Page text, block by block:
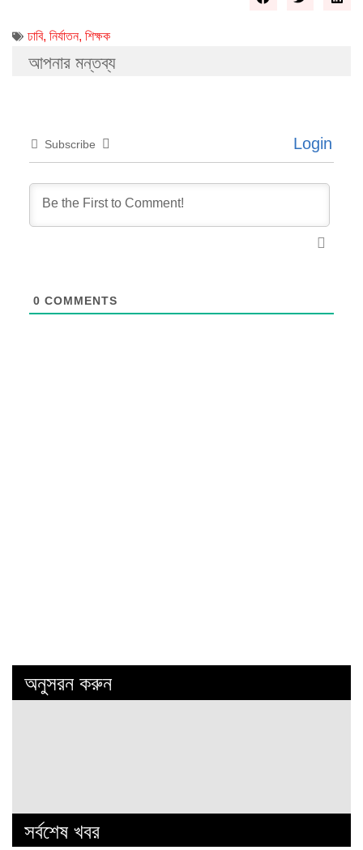
ঢাবি, নির্যাতন, শিক্ষক
আপনার মন্তব্য
Subscribe Login
0 COMMENTS
অনুসরন করুন
সর্বশেষ খবর